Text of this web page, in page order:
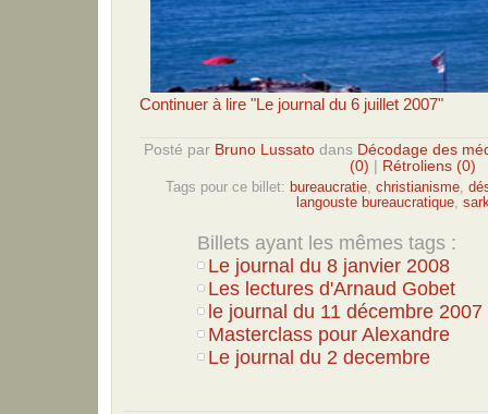
Continuer à lire "Le journal du 6 juillet 2007"
Posté par Bruno Lussatodans Décodage des
(0)
Rétroliens (0)
Tags pour ce billet: bureaucratie christianisme
langouste bureaucratique
Billets ayant les mêmes tags :
Le journal du 8 janvier 2008
Les lectures d'Arnaud Gobet
le journal du 11 décembre 2007
Masterclass pour Alexandre
Le journal du 2 decembre